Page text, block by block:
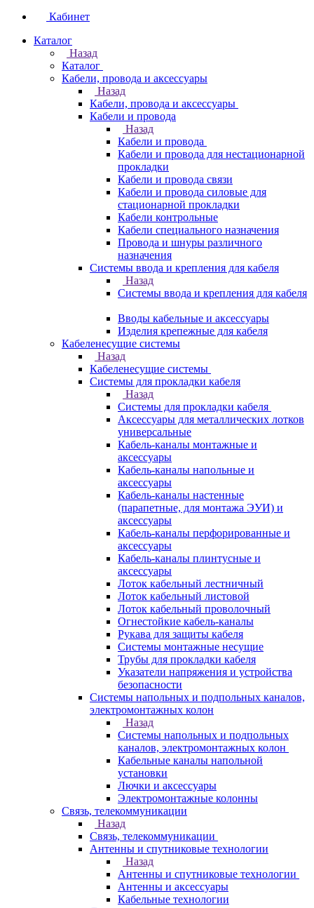
Кабинет
Каталог
Назад
Каталог
Кабели, провода и аксессуары
Назад
Кабели, провода и аксессуары
Кабели и провода
Назад
Кабели и провода
Кабели и провода для нестационарной
прокладки
Кабели и провода связи
Кабели и провода силовые для
стационарной прокладки
Кабели контрольные
Кабели специального назначения
Провода и шнуры различного
назначения
Системы ввода и крепления для кабеля
Назад
Системы ввода и крепления для кабеля
Вводы кабельные и аксессуары
Изделия крепежные для кабеля
Кабеленесущие системы
Назад
Кабеленесущие системы
Системы для прокладки кабеля
Назад
Системы для прокладки кабеля
Аксессуары для металлических лотков
универсальные
Кабель-каналы монтажные и
аксессуары
Кабель-каналы напольные и
аксессуары
Кабель-каналы настенные
(парапетные, для монтажа ЭУИ) и
аксессуары
Кабель-каналы перфорированные и
аксессуары
Кабель-каналы плинтусные и
аксессуары
Лоток кабельный лестничный
Лоток кабельный листовой
Лоток кабельный проволочный
Огнестойкие кабель-каналы
Рукава для защиты кабеля
Системы монтажные несущие
Трубы для прокладки кабеля
Указатели напряжения и устройства
безопасности
Системы напольных и подпольных каналов,
электромонтажных колон
Назад
Системы напольных и подпольных
каналов, электромонтажных колон
Кабельные каналы напольной
установки
Лючки и аксессуары
Электромонтажные колонны
Связь, телекоммуникации
Назад
Связь, телекоммуникации
Антенны и спутниковые технологии
Назад
Антенны и спутниковые технологии
Антенны и аксессуары
Кабельные технологии